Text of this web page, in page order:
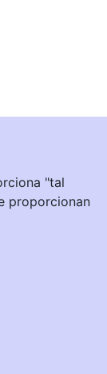
"tal
proporcionan